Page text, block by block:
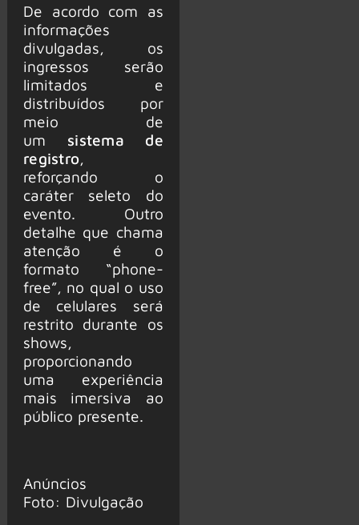
De acordo com as
informações
divulgadas, os
ingressos serão
limitados e
distribuídos por
meio de
um sistema de
registro,
reforçando o
caráter seleto do
evento. Outro
detalhe que chama
atenção é o
formato “phone-
free”, no qual o uso
de celulares será
restrito durante os
shows,
proporcionando
uma experiência
mais imersiva ao
público presente.
Anúncios
Foto: Divulgação